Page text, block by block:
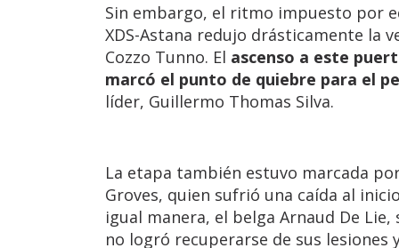
Sin embargo, el ritmo impuesto por
XDS-Astana redujo drásticamente la
Cozzo Tunno. El ascenso a este
marcó el punto de quiebre para el
líder, Guillermo Thomas Silva.
La etapa también estuvo marcada
Groves, quien sufrió una caída al
igual manera, el belga Arnaud De
no logró recuperarse de sus